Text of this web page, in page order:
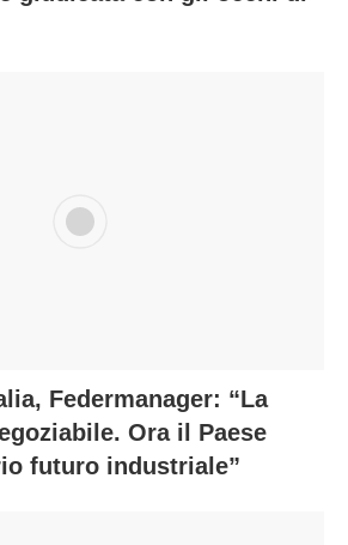
Federmanager: “La
Ora il Paese
futuro industriale”